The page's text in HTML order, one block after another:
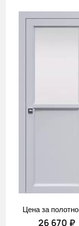
Цена за полотно
26 670 ₽